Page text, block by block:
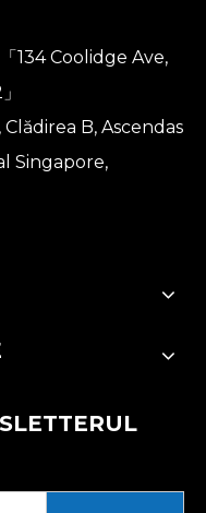
「134 Coolidge Ave,
Clădirea B, Ascendas
Singapore,